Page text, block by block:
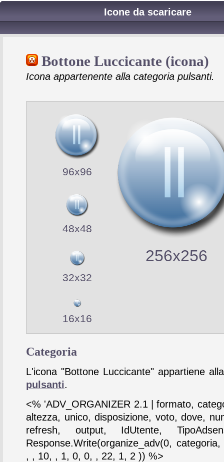
Icone da scaricare
Bottone Luccicante (icona)
Icona appartenente alla categoria pulsanti.
96x96
48x48
32x32
16x16
256x256
Categoria
L'icona "Bottone Luccicante" appartiene
pulsanti.
<% 'ADV_ORGANIZER 2.1 | formato,
altezza, unico, disposizione, voto, dove,
refresh, output, IdUtente,
Response.Write(organize_adv(0,
, , 10, , 1, 0, 0, , 22, 1, 2 )) %>